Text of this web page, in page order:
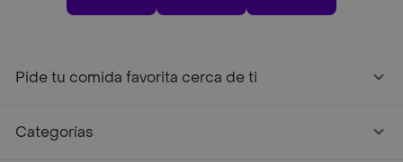
Pide tu comida favorita cerca de ti
Categorías